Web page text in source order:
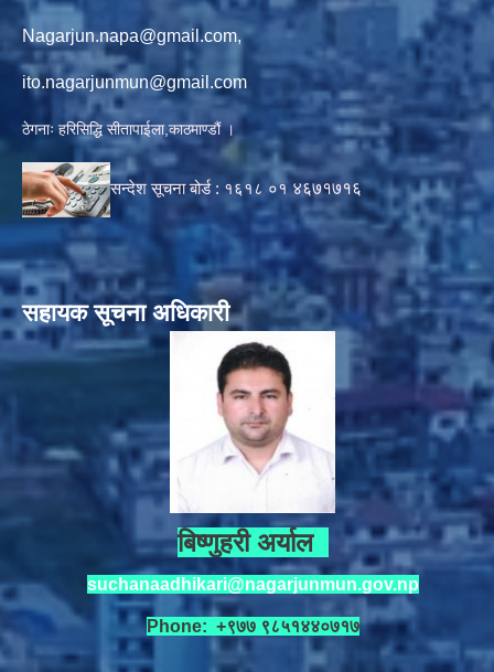
Nagarjun.napa@gmail.com,
ito.nagarjunmun@gmail.com
ठेगनाः हरिसिद्धि सीतापाईला,काठमाण्डौं ।
सन्देश सूचना बोर्ड : १६१८ ०१४६७१७१६
सहायक सूचना अधिकारी
बिष्णुहरी अर्याल
suchanaadhikari@nagarjunmun.gov.np
Phone: +९७७ ९८५१४४०७१७